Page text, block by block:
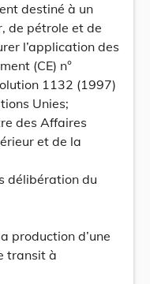
destiné à un
de pétrole et de
l’application des
(CE) n°
1132 (1997)
Unies;
des Affaires
et de la
délibération du
production d’une
transit à